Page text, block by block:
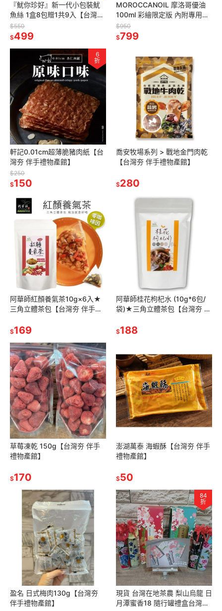
『魷你珍好』新一代小包裝魷
魚絲 1盒8包贈1共9入【台灣夯
伴手禮物產館】
$550
$499
MOROCCANOIL 摩洛哥優油
100ml 彩繪限定版 內附專用壓
頭 公司貨
$950
$799
6
折
軒記0.01cm超薄脆豬肉紙【台
灣夯 伴手禮物產館】
$250
$150
喬安牧場系列 > 戰地金門肉乾
【台灣夯 伴手禮物產館】
$280
阿華師紅顏養氣茶10g×6入★
三角立體茶包【台灣夯 伴手禮
$169
阿華師桂花枸杞水 (10g*6包/
袋)★三角立體茶包【台灣夯 伴
$188
草莓凍乾 150g【台灣夯 伴手
禮物產館】
$170
澎湖萬泰 海蝦酥【台灣夯 伴手
禮物產館】
$50
盈名 日式梅肉130g【台灣夯
伴手禮物產館】
84
折
現貨 台灣在地茶農 梨山烏龍 日
月潭蜜香18 隨行罐禮盒台灣夯